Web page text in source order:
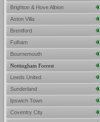
Brighton & Hove Albion
Aston Villa
Brentford
Fulham
Bournemouth
Nottingham Forrest
Leeds United
Sunderland
Ipswich Town
Coventry City